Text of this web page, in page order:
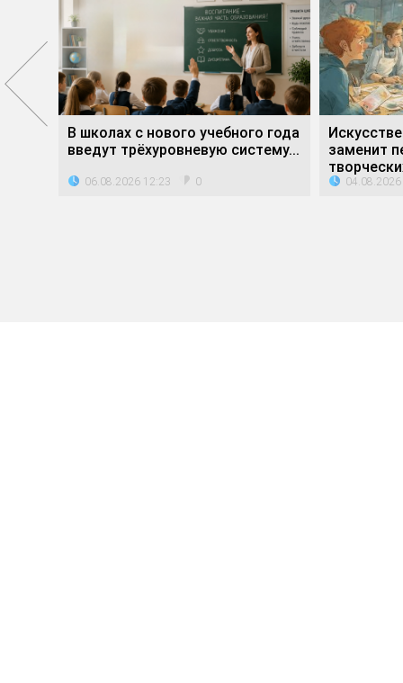
В школах с нового учебного года
введут трёхуровневую систему...
06.08.2026 12:23 0
заменит